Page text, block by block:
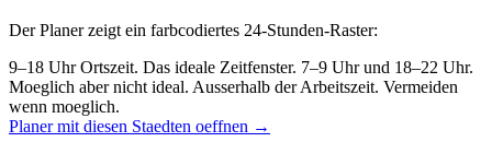
Der Planer zeigt ein farbcodiertes 24-Stunden-Raster:
9–18 Uhr Ortszeit. Das ideale Zeitfenster. 7–9 Uhr und 18–22 Uhr.
Moeglich aber nicht ideal. Ausserhalb der Arbeitszeit. Vermeiden
wenn moeglich.
Planer mit diesen Staedten oeffnen →